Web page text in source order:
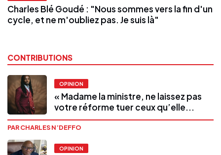
Charles Blé Goudé : "Nous sommes vers la fin d'un
cycle, et ne m'oubliez pas. Je suis là"
CONTRIBUTIONS
OPINION
« Madame la ministre, ne laissez pas
votre réforme tuer ceux qu’elle...
PAR CHARLES N’DEFFO
OPINION